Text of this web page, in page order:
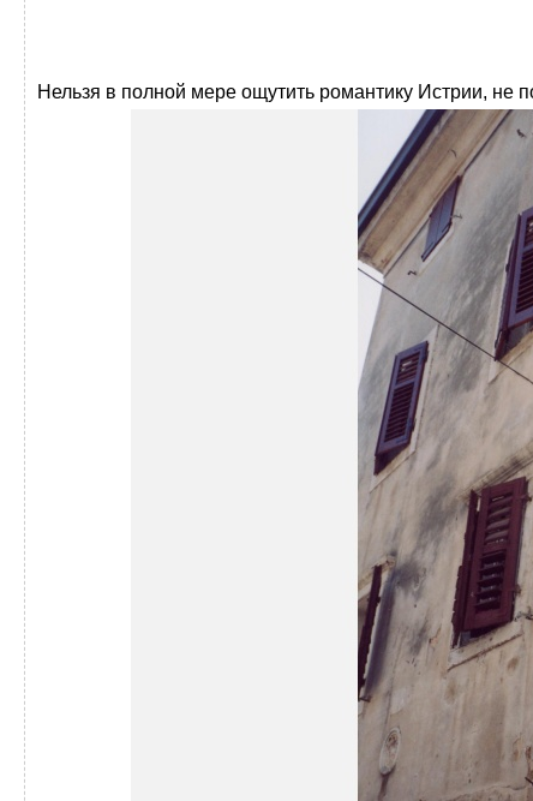
Нельзя в полной мере ощутить романтику Истрии, не